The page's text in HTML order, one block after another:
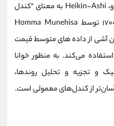
به معنی "میله" است. از این‌ رو، Heikin-Ashi به معنای "کندل
میانگین" است که در سال ۱۷۰۰ توسط Homma Munehisa
آشی از داده‌ های متوسط قیمت
می‌کند. به منظور خوانا
و تجزیه‌ و تحلیل روندها،
از کندل‌های معمولی است.